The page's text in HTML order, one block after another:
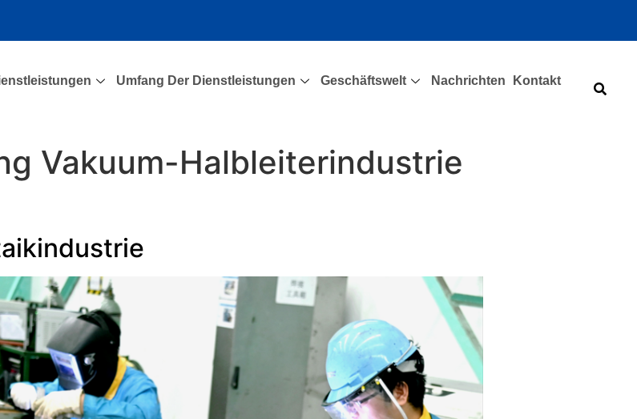
Umfang Der Dienstleistungen Geschäftswelt Nachrichten Kontakt
Vakuum-Halbleiterindustrie